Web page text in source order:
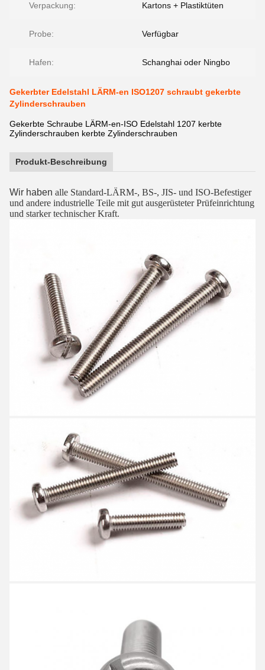
Verpackung: Kartons + Plastiktüten
Probe: Verfügbar
Hafen: Schanghai oder Ningbo
Gekerbter Edelstahl LÄRM-en ISO1207 schraubt gekerbte
Zylinderschrauben
Gekerbte Schraube LÄRM-en-ISO Edelstahl 1207 kerbte
Zylinderschrauben kerbte Zylinderschrauben
Produkt-Beschreibung
Wir haben alle Standard-LÄRM-, BS-, JIS- und ISO-Befestiger
und andere industrielle Teile mit gut ausgerüsteter Prüfeinrichtung
und starker technischer Kraft.